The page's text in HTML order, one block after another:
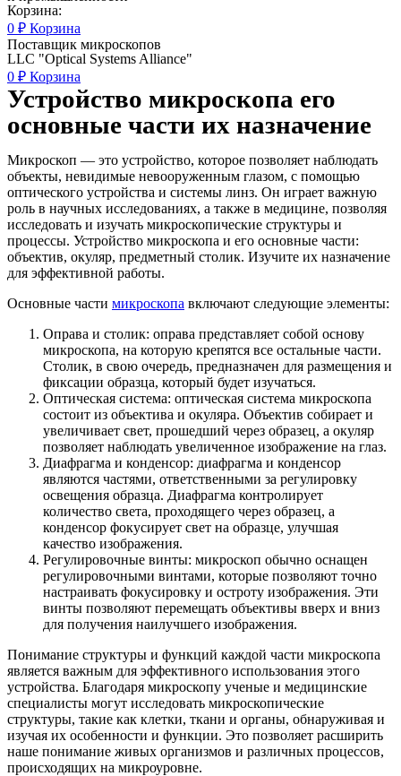
Корзина:
0 ₽ Корзина
Поставщик микроскопов
LLC "Optical Systems Alliance"
0 ₽ Корзина
Устройство микроскопа его
основные части их назначение
Микроскоп — это устройство, которое позволяет наблюдать
объекты, невидимые невооруженным глазом, с помощью
оптического устройства и системы линз. Он играет важную
роль в научных исследованиях, а также в медицине, позволяя
исследовать и изучать микроскопические структуры и
процессы. Устройство микроскопа и его основные части:
объектив, окуляр, предметный столик. Изучите их назначение
для эффективной работы.
Основные части микроскопа включают следующие элементы:
Оправа и столик: оправа представляет собой основу
микроскопа, на которую крепятся все остальные части.
Столик, в свою очередь, предназначен для размещения и
фиксации образца, который будет изучаться.
Оптическая система: оптическая система микроскопа
состоит из объектива и окуляра. Объектив собирает и
увеличивает свет, прошедший через образец, а окуляр
позволяет наблюдать увеличенное изображение на глаз.
Диафрагма и конденсор: диафрагма и конденсор
являются частями, ответственными за регулировку
освещения образца. Диафрагма контролирует
количество света, проходящего через образец, а
конденсор фокусирует свет на образце, улучшая
качество изображения.
Регулировочные винты: микроскоп обычно оснащен
регулировочными винтами, которые позволяют точно
настраивать фокусировку и остроту изображения. Эти
винты позволяют перемещать объективы вверх и вниз
для получения наилучшего изображения.
Понимание структуры и функций каждой части микроскопа
является важным для эффективного использования этого
устройства. Благодаря микроскопу ученые и медицинские
специалисты могут исследовать микроскопические
структуры, такие как клетки, ткани и органы, обнаруживая и
изучая их особенности и функции. Это позволяет расширить
наше понимание живых организмов и различных процессов,
происходящих на микроуровне.